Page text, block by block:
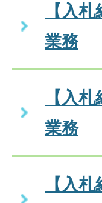
【入
業務
【入
業務
【入